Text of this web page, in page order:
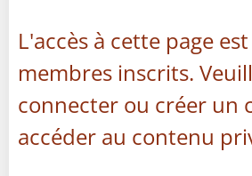
L'accès à cette page
membres inscrits.
connecter ou créer un
accéder au contenu